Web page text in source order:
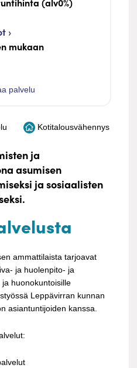
›
mukaan
palvelu
Kotitalousvähennys
ja
asumisen
ja sosiaalisten
ammattilaista tarjoavat
ja huolenpito- ja
huonokuntoisille
Leppävirran kunnan
asiantuntijoiden kanssa.